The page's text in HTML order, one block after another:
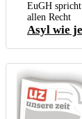
EuGH
allen Recht
Asyl wie